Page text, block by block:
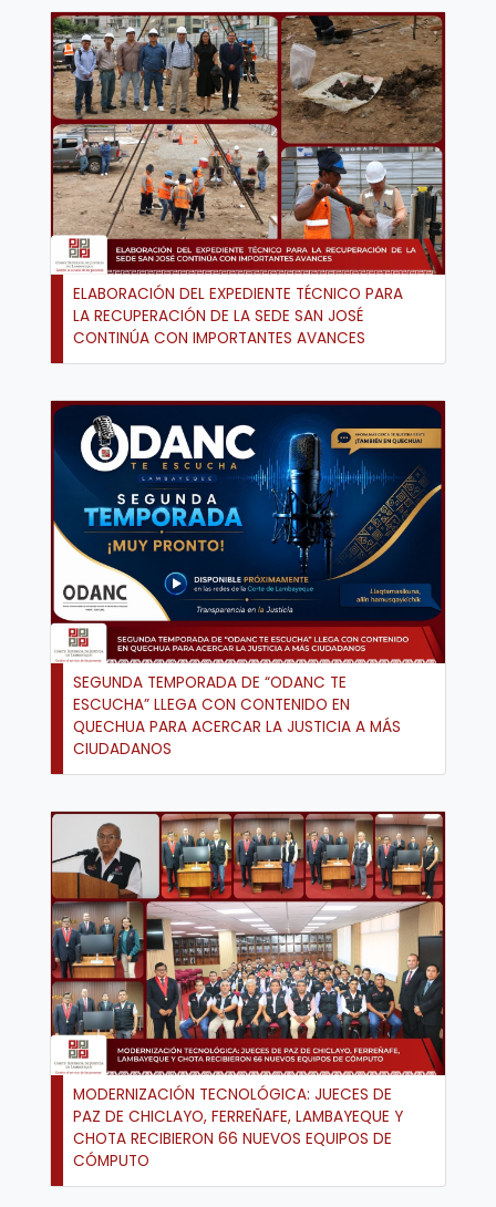
ELABORACIÓN DEL EXPEDIENTE TÉCNICO PARA
LA RECUPERACIÓN DE LA SEDE SAN JOSÉ
CONTINÚA CON IMPORTANTES AVANCES
SEGUNDA TEMPORADA DE “ODANC TE
ESCUCHA” LLEGA CON CONTENIDO EN
QUECHUA PARA ACERCAR LA JUSTICIA A MÁS
CIUDADANOS
MODERNIZACIÓN TECNOLÓGICA: JUECES DE
PAZ DE CHICLAYO, FERREÑAFE, LAMBAYEQUE Y
CHOTA RECIBIERON 66 NUEVOS EQUIPOS DE
CÓMPUTO